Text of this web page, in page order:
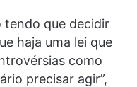
tendo que decidir
haja uma lei que
como
precisar agir”,